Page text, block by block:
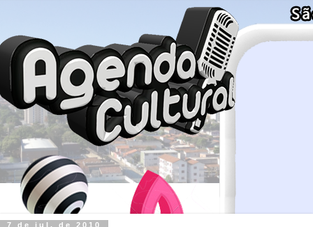
7 de jul. de 2010